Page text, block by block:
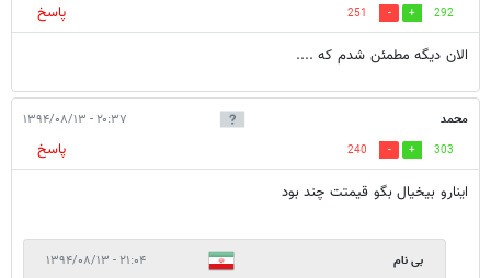
292
251
پاسخ
الان ديگه مطمئن شدم كه ....
محمد ۲۰:۳۷ - ۱۳۹۴/۰۸/۱۳
303
240
پاسخ
اینارو بیخیال بگو قیمتت چند بود
بی نام ۲۱:۰۴ - ۱۳۹۴/۰۸/۱۳